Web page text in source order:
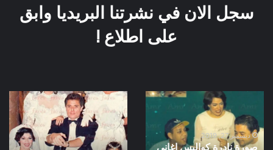
سجل الان في نشرتنا البريديا وابق
على اطلاع !
كواليس
اغانى
فيلم
ديسمبر 27, 2019
صورة نادرة كواليس اغانى
فيلم
سيداتي
آنساتي
انتاج
سنة